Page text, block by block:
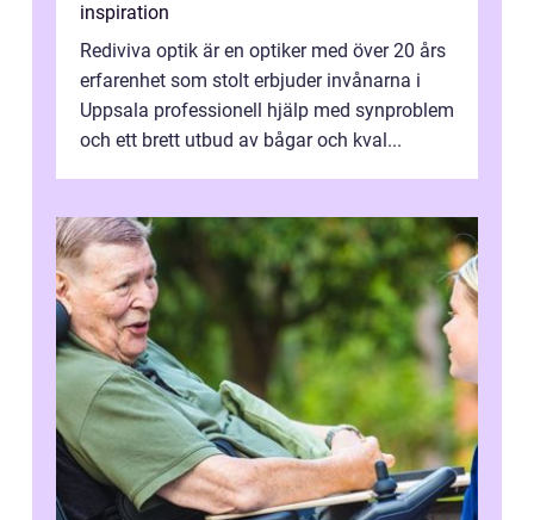
inspiration
Rediviva optik är en optiker med över 20 års
erfarenhet som stolt erbjuder invånarna i
Uppsala professionell hjälp med synproblem
och ett brett utbud av bågar och kval...